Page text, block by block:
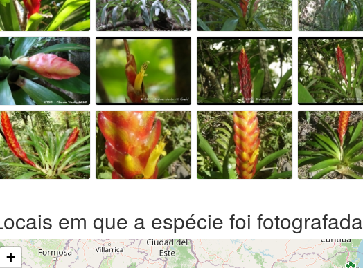
em que a espécie foi fotografada
+